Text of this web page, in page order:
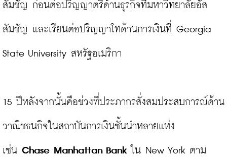
สัมชัญ ก่อนต่อปริญญาตรีด้านธุรกิจที่มหาวิทยาลัยอัส
สัมชัญ และเรียนต่อปริญญาโทด้านการเงินที่ Georgia
State University สหรัฐอเมริกา
15 ปีหลังจากนั้นคือช่วงที่ประภากรสั่งสมประสบการณ์ด้าน
วาณิชธนกิจในสถาบันการเงินชั้นนำหลายแห่ง
เช่น Chase Manhattan Bank ใน New York ตาม